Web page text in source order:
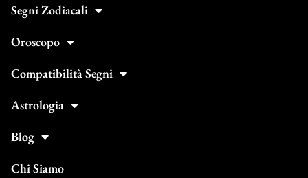
Segni Zodiacali
Oroscopo
Compatibilità Segni
Astrologia
Blog
Chi Siamo